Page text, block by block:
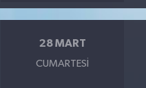
28 MART
CUMARTESI